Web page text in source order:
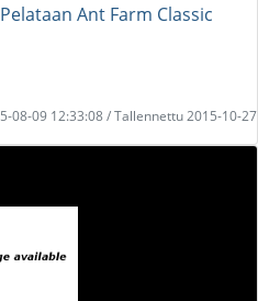
Ant Farm Classic
08-09 12:33:08 / Tallennettu 2015-10-27